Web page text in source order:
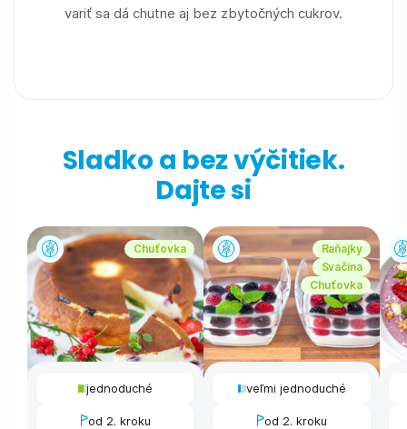
variť sa dá chutne aj bez zbytočných cukrov.
Sladko a bez výčitiek.
Dajte si
Chuťovka
jednoduché
od 2. kroku
Raňajky
Svačina
Chuťovka
veľmi jednoduché
od 2. kroku